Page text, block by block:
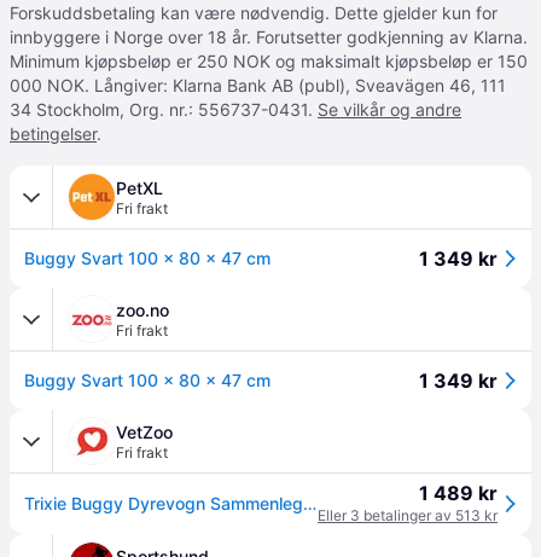
Forskuddsbetaling kan være nødvendig. Dette gjelder kun for
innbyggere i Norge over 18 år. Forutsetter godkjenning av Klarna.
Minimum kjøpsbeløp er 250 NOK og maksimalt kjøpsbeløp er 150
000 NOK. Långiver: Klarna Bank AB (publ), Sveavägen 46, 111
34 Stockholm, Org. nr.: 556737-0431. Se vilkår og andre
betingelser.
PetXL
Fri frakt
Buggy Svart 100 x 80 x 47 cm 1 349 kr
zoo.no
Fri frakt
Buggy Svart 100 x 80 x 47 cm 1 349 kr
VetZoo
Fri frakt
Trixie Buggy Dyrevogn Sammenleggbar 1 489 kr
Eller 3 betalinger av 513 kr